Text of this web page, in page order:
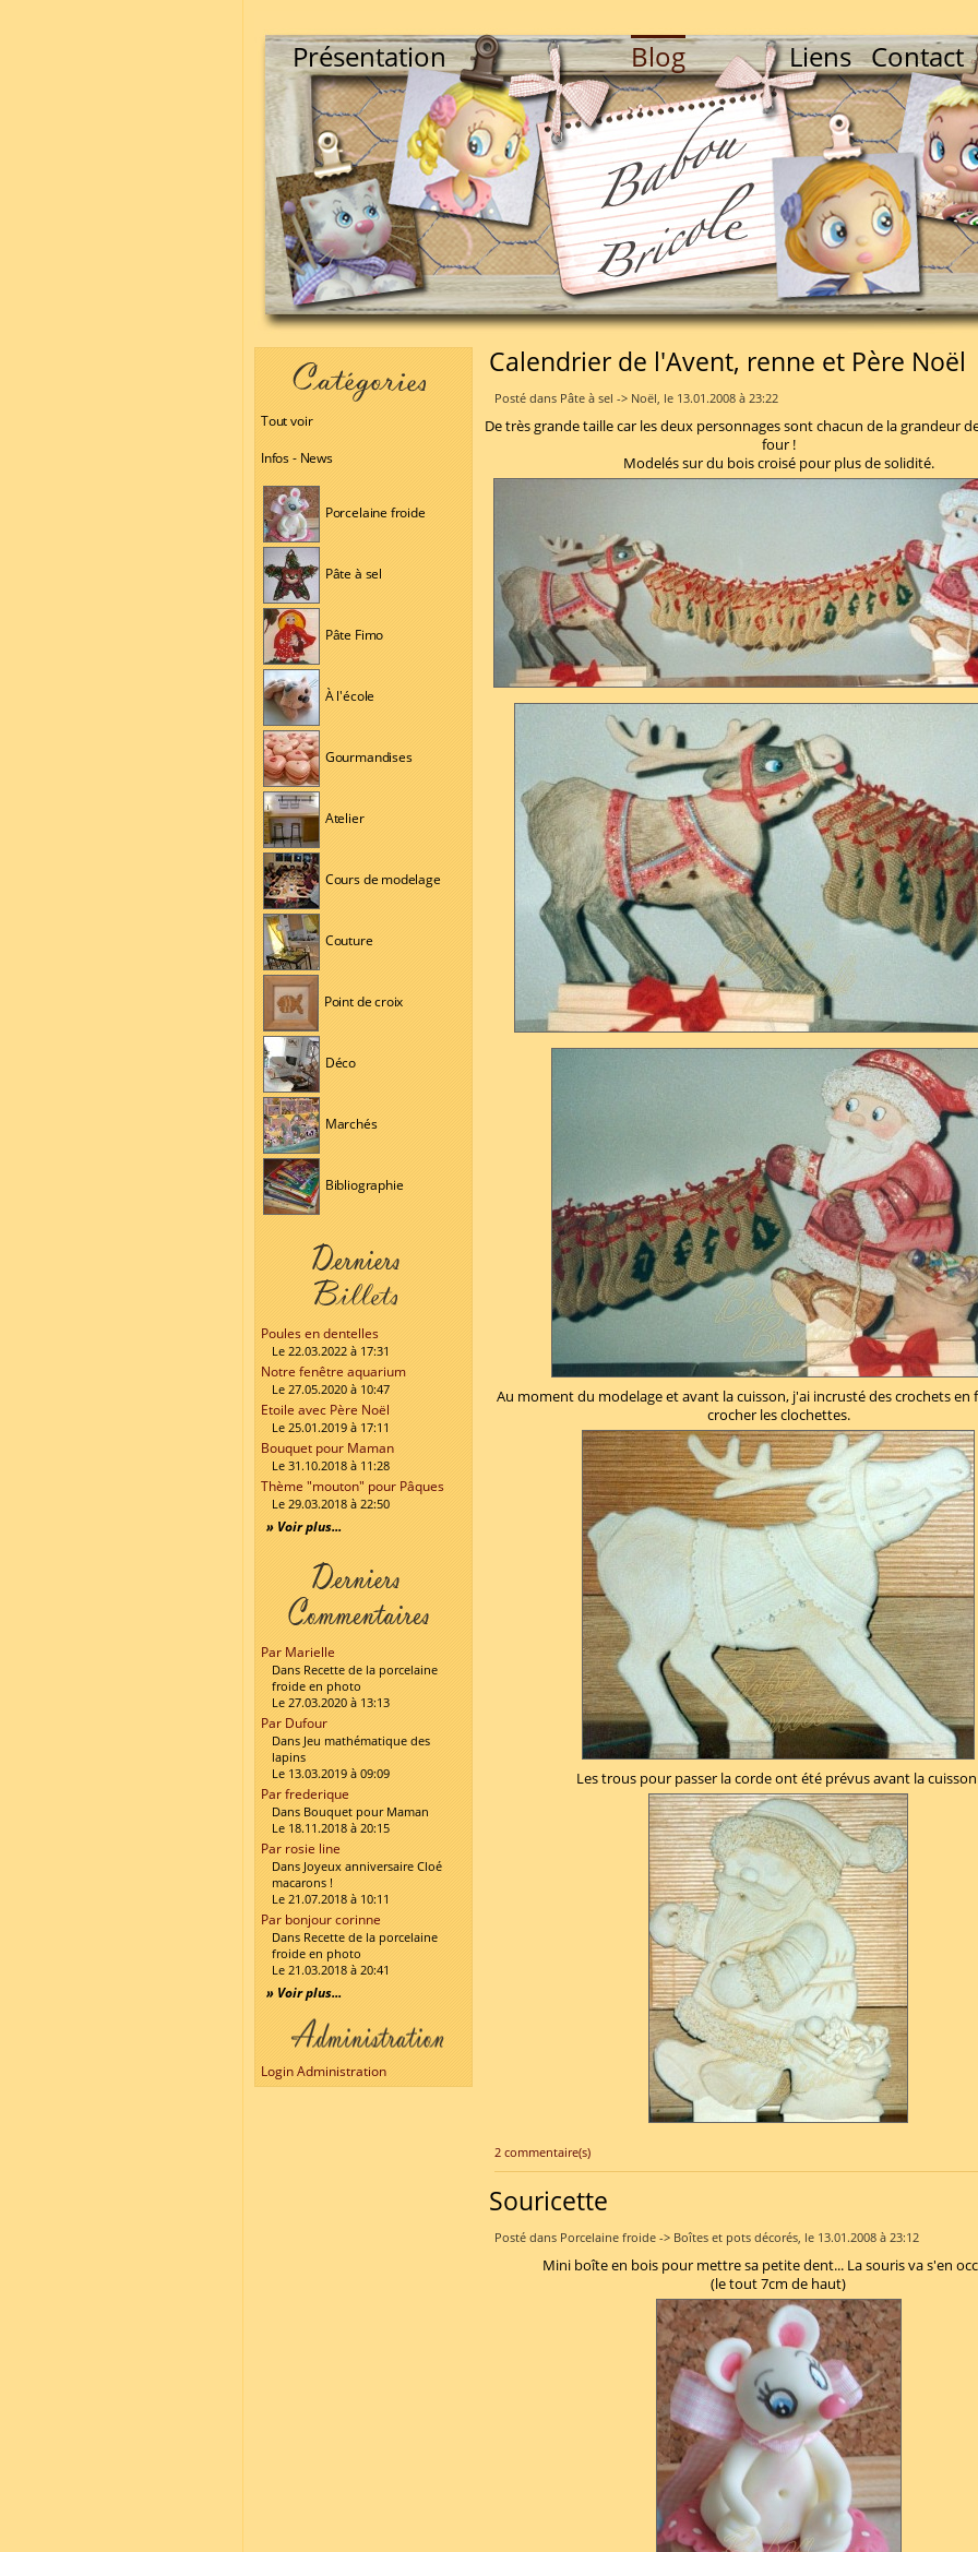
Présentation Blog Liens Contact
Tout voir
Infos - News
Porcelaine froide
Pâte à sel
Pâte Fimo
À l'école
Gourmandises
Atelier
Cours de modelage
Couture
Point de croix
Déco
Marchés
Bibliographie
Poules en dentelles
Le 22.03.2022 à 17:31
Notre fenêtre aquarium
Le 27.05.2020 à 10:47
Etoile avec Père Noël
Le 25.01.2019 à 17:11
Bouquet pour Maman
Le 31.10.2018 à 11:28
Thème "mouton" pour Pâques
Le 29.03.2018 à 22:50
» Voir plus...
Par Marielle
Dans Recette de la porcelaine
froide en photo
Le 27.03.2020 à 13:13
Par Dufour
Dans Jeu mathématique des
lapins
Le 13.03.2019 à 09:09
Par frederique
Dans Bouquet pour Maman
Le 18.11.2018 à 20:15
Par rosie line
Dans Joyeux anniversaire Cloé
macarons !
Le 21.07.2018 à 10:11
Par bonjour corinne
Dans Recette de la porcelaine
froide en photo
Le 21.03.2018 à 20:41
» Voir plus...
Login Administration
Calendrier de l'Avent, renne et Père Noël
Posté dans Pâte à sel -> Noël, le 13.01.2008 à 23:22
De très grande taille car les deux personnages sont chacun de la grandeur
four !
Modelés sur du bois croisé pour plus de solidité.
Au moment du modelage et avant la cuisson, j'ai incrusté des crochets en
crocher les clochettes.
Les trous pour passer la corde ont été prévus avant la
2 commentaire(s)
Souricette
Posté dans Porcelaine froide -> Boîtes et pots décorés, le 13.01.2008 à 23:12
Mini boîte en bois pour mettre sa petite dent... La souris va s'en
(le tout 7cm de haut)